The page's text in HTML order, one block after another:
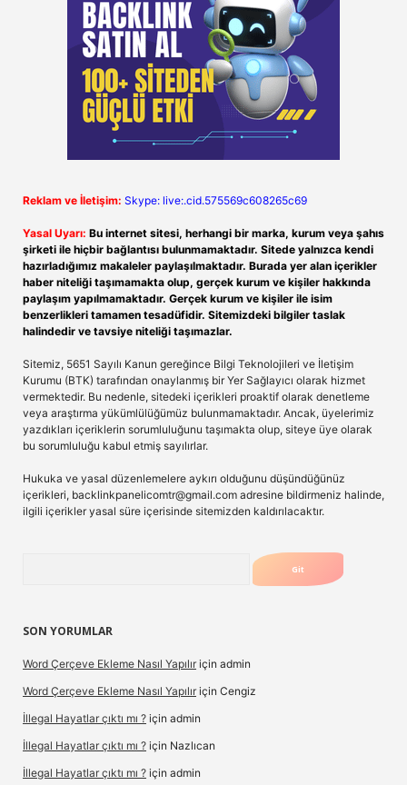
Reklam ve İletişim: Skype: live:.cid.575569c608265c69
Yasal Uyarı: Bu internet sitesi, herhangi bir marka, kurum veya şahıs
şirketi ile hiçbir bağlantısı bulunmamaktadır. Sitede yalnızca kendi
hazırladığımız makaleler paylaşılmaktadır. Burada yer alan içerikler
haber niteliği taşımamakta olup, gerçek kurum ve kişiler hakkında
paylaşım yapılmamaktadır. Gerçek kurum ve kişiler ile isim
benzerlikleri tamamen tesadüfidir. Sitemizdeki bilgiler taslak
halindedir ve tavsiye niteliği taşımazlar.
Sitemiz, 5651 Sayılı Kanun gereğince Bilgi Teknolojileri ve İletişim
Kurumu (BTK) tarafından onaylanmış bir Yer Sağlayıcı olarak hizmet
vermektedir. Bu nedenle, sitedeki içerikleri proaktif olarak denetleme
veya araştırma yükümlülüğümüz bulunmamaktadır. Ancak, üyelerimiz
yazdıkları içeriklerin sorumluluğunu taşımakta olup, siteye üye olarak
bu sorumluluğu kabul etmiş sayılırlar.
Hukuka ve yasal düzenlemelere aykırı olduğunu düşündüğünüz
içerikleri, backlinkpanelicomtr@gmail.com adresine bildirmeniz halinde,
ilgili içerikler yasal süre içerisinde sitemizden kaldırılacaktır.
SON YORUMLAR
Word Çerçeve Ekleme Nasıl Yapılır için admin
Word Çerçeve Ekleme Nasıl Yapılır için Cengiz
İllegal Hayatlar çıktı mı ? için admin
İllegal Hayatlar çıktı mı ? için Nazlıcan
İllegal Hayatlar çıktı mı ? için admin